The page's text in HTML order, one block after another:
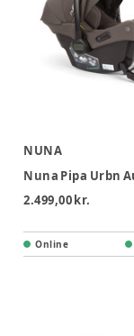
NUNA
2.499,00 kr.
Online